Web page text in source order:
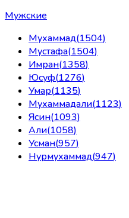
Мужские
Мухаммад(1504)
Мустафа(1504)
Имран(1358)
Юсуф(1276)
Умар(1135)
Мухаммадали(1123)
Ясин(1093)
Али(1058)
Усман(957)
Нурмухаммад(947)